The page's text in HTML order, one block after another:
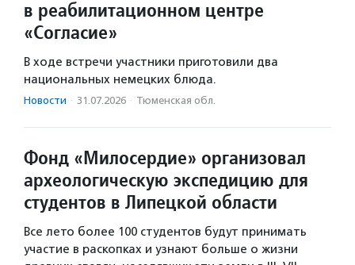
в реабилитационном центре
«Согласие»
В ходе встречи участники приготовили два
национальных немецких блюда.
Новости · 31.07.2026 · Тюменская обл.
Фонд «Милосердие» организовал
археологическую экспедицию для
студентов в Липецкой области
Все лето более 100 студентов будут принимать
участие в раскопках и узнают больше о жизни